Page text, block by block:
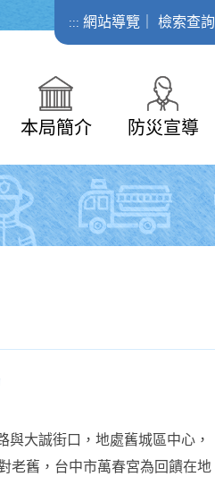
::: 網站導覽 檢索查詢
本局簡介 防災宣導
大誠街口，地處舊城區中心，
老舊，台中市萬春宮為回饋在地